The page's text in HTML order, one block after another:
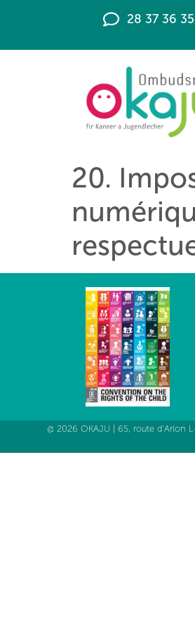
28 37 36 35
20.
@ 2026 OKAJU | 65, route d’Arlon